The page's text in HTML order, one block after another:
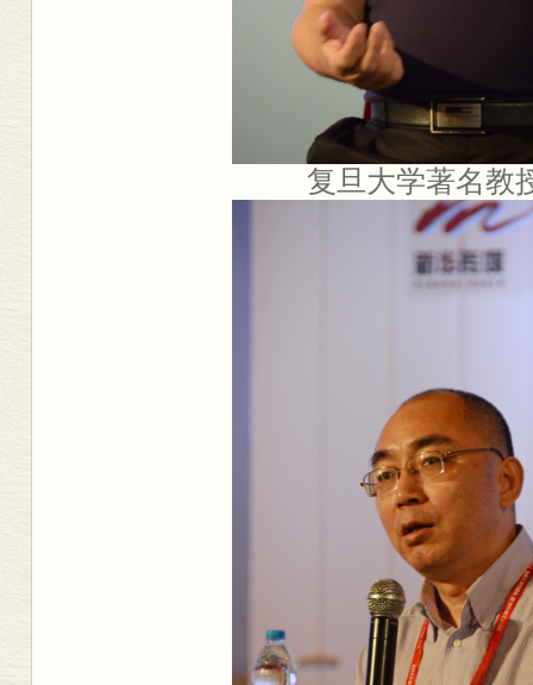
复旦大学著名教